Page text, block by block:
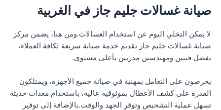
صيانة غسالات جليم جاز في الغربية
لا يمكن التخلي اليوم عن استخدام الغسالات.ومن هنا، يضمن مركز
صيانة غسالات جليم جاز تقديم خدمة صيانة سريعة لكافة العملاء،
بفضل فنيين ومهندسين مدربين بأعلى مستوى.
يحرصون على التعامل بمهنية في صيانة جميع الأجهزة، ويمتلكون
القدرة على كشف الأعطال بموثوقية عالية، باستخدام معدات حديثة
تسهل عملية التشخيص وتوفر الجهد والوقت.بالإضافة إلى توفير